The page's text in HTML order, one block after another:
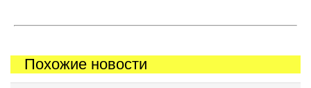
Похожие новости